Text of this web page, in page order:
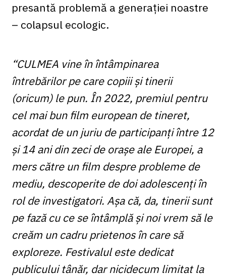
presantă problemă a generației noastre
– colapsul ecologic.
“CULMEA vine în întâmpinarea
întrebărilor pe care copiii și tinerii
(oricum) le pun. În 2022, premiul pentru
cel mai bun film european de tineret,
acordat de un juriu de participanți între 12
și 14 ani din zeci de orașe ale Europei, a
mers către un film despre probleme de
mediu, descoperite de doi adolescenți în
rol de investigatori. Așa că, da, tinerii sunt
pe fază cu ce se întâmplă și noi vrem să le
creăm un cadru prietenos în care să
exploreze. Festivalul este dedicat
publicului tânăr, dar nicidecum limitat la